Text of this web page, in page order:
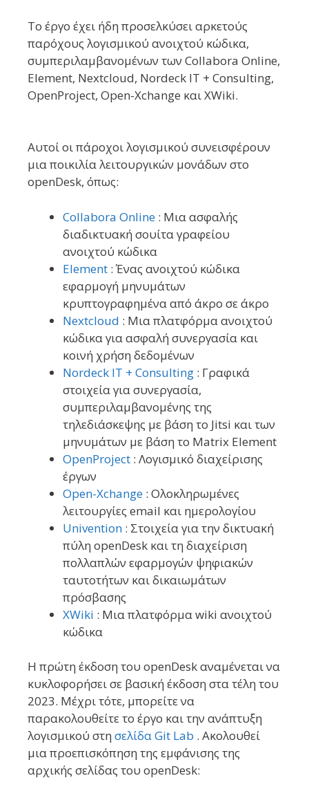
Το έργο έχει ήδη προσελκύσει αρκετούς
παρόχους λογισμικού ανοιχτού κώδικα,
συμπεριλαμβανομένων των Collabora Online,
Element, Nextcloud, Nordeck IT + Consulting,
OpenProject, Open-Xchange και XWiki.
Αυτοί οι πάροχοι λογισμικού συνεισφέρουν
μια ποικιλία λειτουργικών μονάδων στο
openDesk, όπως:
Collabora Online : Μια ασφαλής
διαδικτυακή σουίτα γραφείου
ανοιχτού κώδικα
Element : Ένας ανοιχτού κώδικα
εφαρμογή μηνυμάτων
κρυπτογραφημένα από άκρο σε άκρο
Nextcloud : Μια πλατφόρμα ανοιχτού
κώδικα για ασφαλή συνεργασία και
κοινή χρήση δεδομένων
Nordeck IT + Consulting : Γραφικά
στοιχεία για συνεργασία,
συμπεριλαμβανομένης της
τηλεδιάσκεψης με βάση το Jitsi και των
μηνυμάτων με βάση το Matrix Element
OpenProject : Λογισμικό διαχείρισης
έργων
Open-Xchange : Ολοκληρωμένες
λειτουργίες email και ημερολογίου
Univention : Στοιχεία για την δικτυακή
πύλη openDesk και τη διαχείριση
πολλαπλών εφαρμογών ψηφιακών
ταυτοτήτων και δικαιωμάτων
πρόσβασης
XWiki : Μια πλατφόρμα wiki ανοιχτού
κώδικα
Η πρώτη έκδοση του openDesk αναμένεται να
κυκλοφορήσει σε βασική έκδοση στα τέλη του
2023. Μέχρι τότε, μπορείτε να
παρακολουθείτε το έργο και την ανάπτυξη
λογισμικού στη σελίδα Git Lab . Ακολουθεί
μια προεπισκόπηση της εμφάνισης της
αρχικής σελίδας του openDesk: